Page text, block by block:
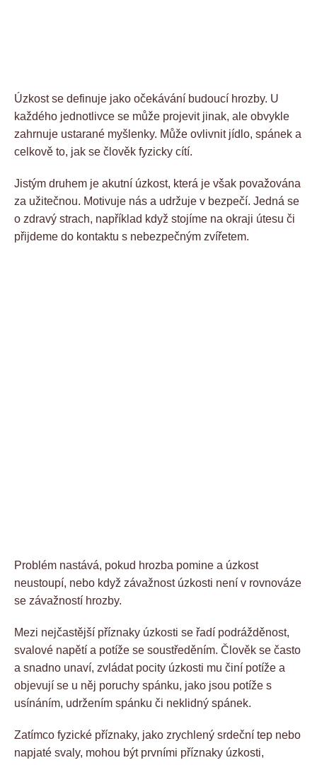
Úzkost se definuje jako očekávání budoucí hrozby. U
každého jednotlivce se může projevit jinak, ale obvykle
zahrnuje ustarané myšlenky. Může ovlivnit jídlo, spánek a
celkově to, jak se člověk fyzicky cítí.
Jistým druhem je akutní úzkost, která je však považována
za užitečnou. Motivuje nás a udržuje v bezpečí. Jedná se
o zdravý strach, například když stojíme na okraji útesu či
přijdeme do kontaktu s nebezpečným zvířetem.
Problém nastává, pokud hrozba pomine a úzkost
neustoupí, nebo když závažnost úzkosti není v rovnováze
se závažností hrozby.
Mezi nejčastější příznaky úzkosti se řadí podrážděnost,
svalové napětí a potíže se soustředěním. Člověk se často
a snadno unaví, zvládat pocity úzkosti mu činí potíže a
objevují se u něj poruchy spánku, jako jsou potíže s
usínáním, udržením spánku či neklidný spánek.
Zatímco fyzické příznaky, jako zrychlený srdeční tep nebo
napjaté svaly, mohou být prvními příznaky úzkosti,